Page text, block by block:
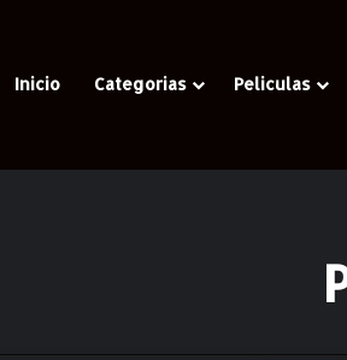
Inicio Categorias Peliculas